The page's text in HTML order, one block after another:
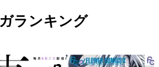
ランキング